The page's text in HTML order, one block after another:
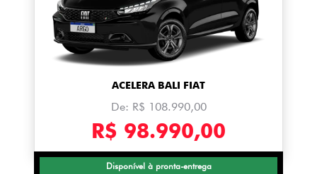
ACELERA BALI FIAT
De: R$ 108.990,00
R$ 98.990,00
Disponível à pronta-entrega